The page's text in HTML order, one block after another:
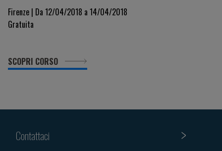
Firenze | Da 12/04/2018 a 14/04/2018
Gratuita
SCOPRI CORSO
Contattaci